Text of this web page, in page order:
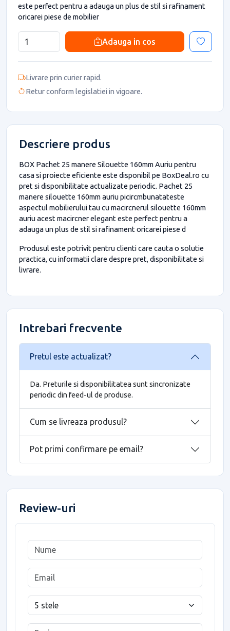
este perfect pentru a adauga un plus de stil si rafinament
oricarei piese de mobilier
Adauga in cos
Livrare prin curier rapid.
Retur conform legislatiei in vigoare.
Descriere produs
BOX Pachet 25 manere Silouette 160mm Auriu pentru
casa si proiecte eficiente este disponibil pe BoxDeal.ro cu
pret si disponibilitate actualizate periodic. Pachet 25
manere silouette 160mm auriu picircmbunatateste
aspectul mobilierului tau cu macircnerul silouette 160mm
auriu acest macircner elegant este perfect pentru a
adauga un plus de stil si rafinament oricarei piese d
Produsul este potrivit pentru clienti care cauta o solutie
practica, cu informatii clare despre pret, disponibilitate si
livrare.
Intrebari frecvente
Pretul este actualizat?
Da. Preturile si disponibilitatea sunt sincronizate
periodic din feed-ul de produse.
Cum se livreaza produsul?
Pot primi confirmare pe email?
Review-uri